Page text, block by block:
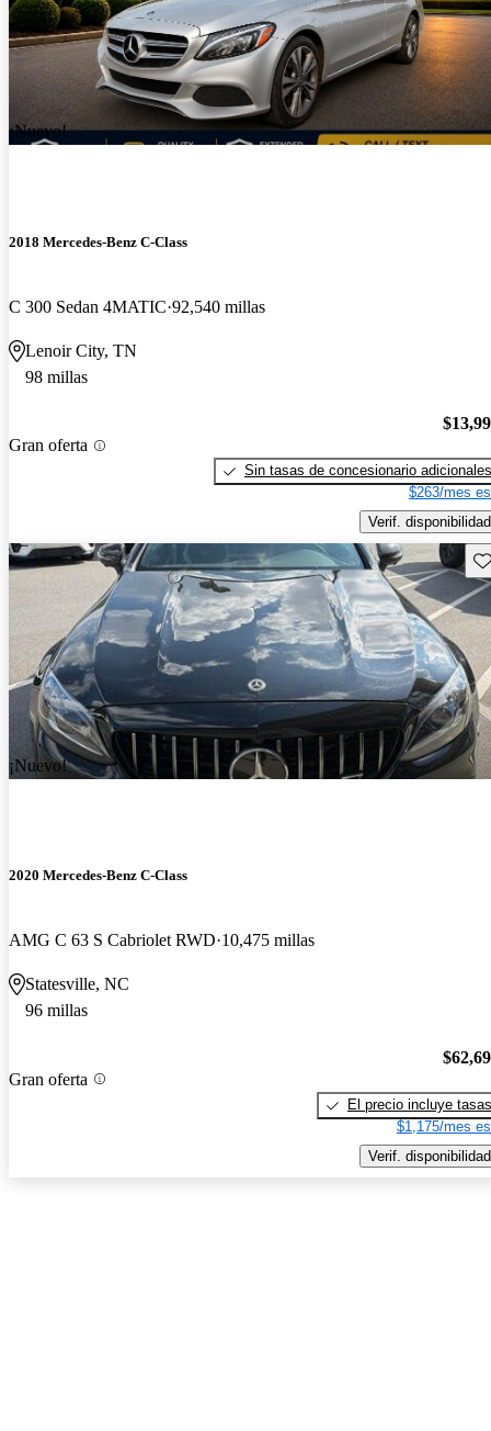
¡Nuevo!
2018 Mercedes-Benz C-Class
C 300 Sedan 4MATIC 92,540 millas
Lenoir City, TN
98 millas
Gran oferta
Sin tasas de concesionario adicionales
$263/mes
Verif. disponibilidad
¡Nuevo!
2020 Mercedes-Benz C-Class
AMG C 63 S Cabriolet RWD 10,475 millas
Statesville, NC
96 millas
Gran oferta
El precio incluye tasas
$1,175/mes
Verif. disponibilidad